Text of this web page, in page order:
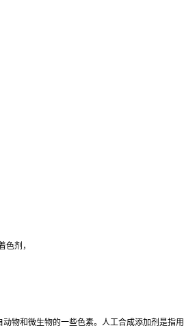
色剂，
物和微生物的一些色素。人工合成添加剂是指